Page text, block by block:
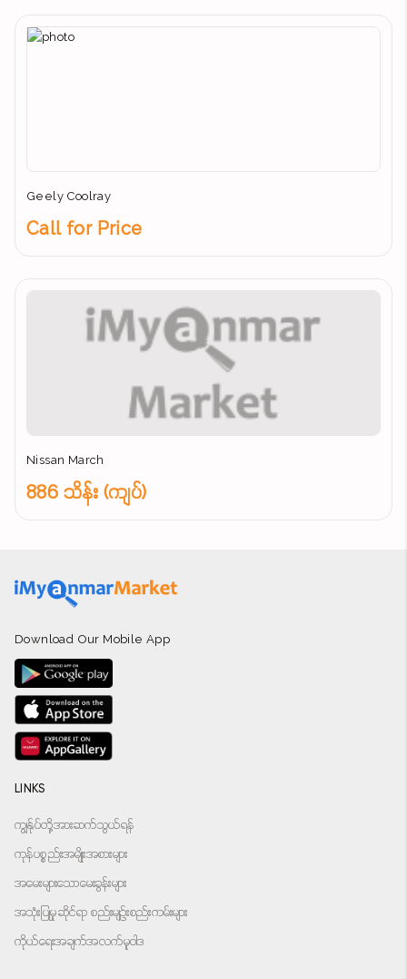
Geely Coolray
Call for Price
Nissan March
886 သိန်း (ကျပ်)
Download Our Mobile App
LINKS
ကျွန်ုပ်တို့အားဆက်သွယ်ရန်
ကုန်ပစ္စည်းအမျိုးအစားများ
အမေးများသောမေးခွန်းများ
အသုံးပြုမှုဆိုင်ရာ စည်းမျဉ်းစည်းကမ်းများ
ကိုယ်ရေးအချက်အလက်မူဝါဒ